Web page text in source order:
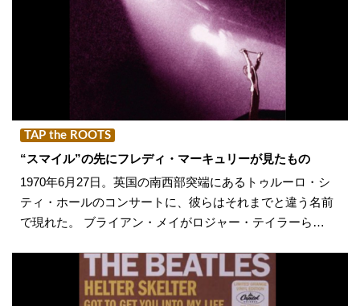
TAP the ROOTS
“スマイル”の先にフレディ・マーキュリーが見たもの
1970年6月27日。英国の南西部突端にあるトゥルーロ・シ
ティ・ホールのコンサートに、彼らはそれまでと違う名前
で現れた。 ブライアン・メイがロジャー・テイラーら…